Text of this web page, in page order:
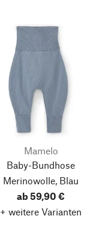
Mamelo
Baby-Bundhose
Merinowolle, Blau
ab 59,90 €
+ weitere Varianten